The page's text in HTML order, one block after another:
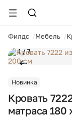
Филдс Мебель
1 / 7
Новинка
Кровать
матраса 180